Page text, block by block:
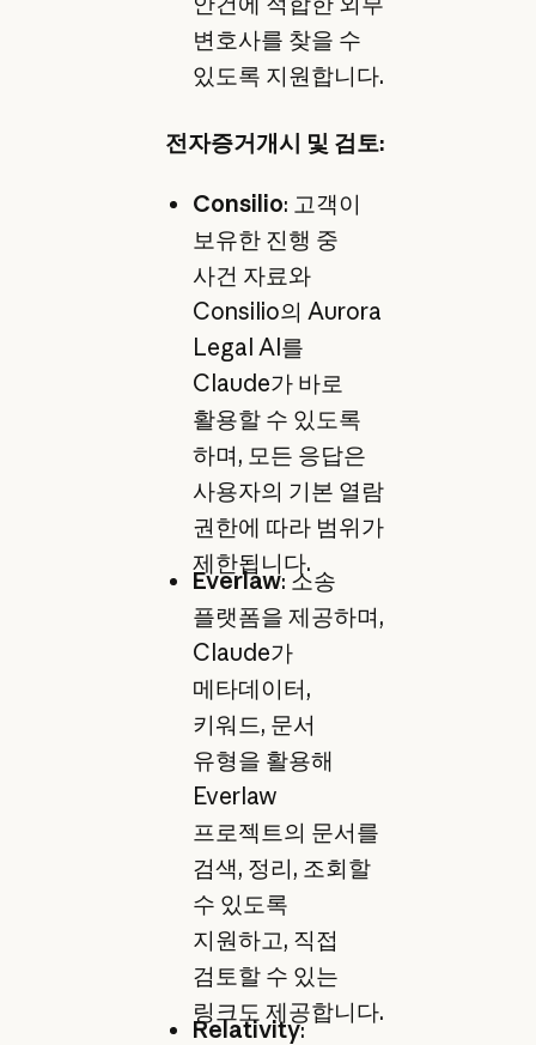
변호사를 찾을 수
있도록 지원합니다.
전자증거개시 및 검토:
Consilio: 고객이
보유한 진행 중
사건 자료와
Consilio의 Aurora
Legal AI를
Claude가 바로
활용할 수 있도록
하며, 모든 응답은
사용자의 기본 열람
권한에 따라 범위가
제한됩니다.
Everlaw: 소송
플랫폼을 제공하며,
Claude가
메타데이터,
키워드, 문서
유형을 활용해
Everlaw
프로젝트의 문서를
검색, 정리, 조회할
수 있도록
지원하고, 직접
검토할 수 있는
링크도 제공합니다.
Relativity: